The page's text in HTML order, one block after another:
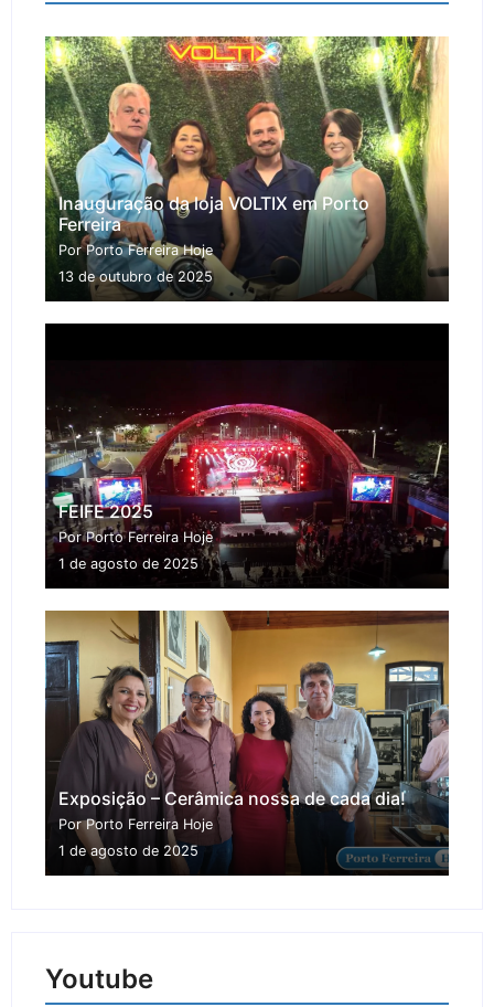
Inauguração da loja VOLTIX em Porto
Ferreira
Por Porto Ferreira Hoje
13 de outubro de 2025
FEIFE 2025
Por Porto Ferreira Hoje
1 de agosto de 2025
Exposição – Cerâmica nossa de cada dia!
Por Porto Ferreira Hoje
1 de agosto de 2025
Youtube